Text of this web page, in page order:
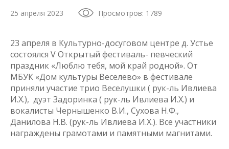
25 апреля 2023 Просмотров: 1789
23 апреля в Культурно-досуговом центре д. Устье
состоялся V Открытый фестиваль- певческий
праздник «Люблю тебя, мой край родной». От
МБУК «Дом культуры Веселево» в фестивале
приняли участие трио Веселушки ( рук-ль Ивлиева
И.Х.), дуэт Задоринка ( рук-ль Ивлиева И.Х.) и
вокалисты Чернышенко В.И., Сухова Н.Ф.,
Данилова Н.В. (рук-ль Ивлиева И.Х.). Все участники
награждены грамотами и памятными магнитами.